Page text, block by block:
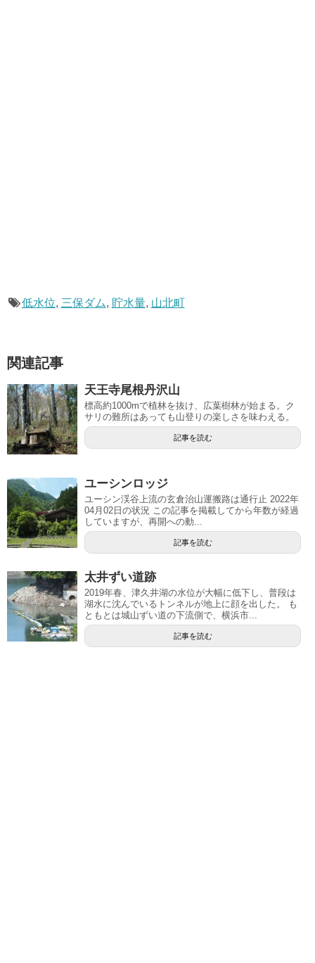
低水位, 三保ダム, 貯水量, 山北町
関連記事
天王寺尾根丹沢山
標高約1000mで植林を抜け、広葉樹林が始まる。ク
サリの難所はあっても山登りの楽しさを味わえる。
記事を読む
ユーシンロッジ
ユーシン渓谷上流の玄倉治山運搬路は通行止 2022年
04月02日の状況 この記事を掲載してから年数が経過
していますが、再開への動...
記事を読む
太井ずい道跡
2019年春、津久井湖の水位が大幅に低下し、普段は
湖水に沈んでいるトンネルが地上に顔を出した。 も
ともとは城山ずい道の下流側で、横浜市...
記事を読む